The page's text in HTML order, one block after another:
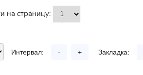
на страницу:
Интервал: - + Закладка: